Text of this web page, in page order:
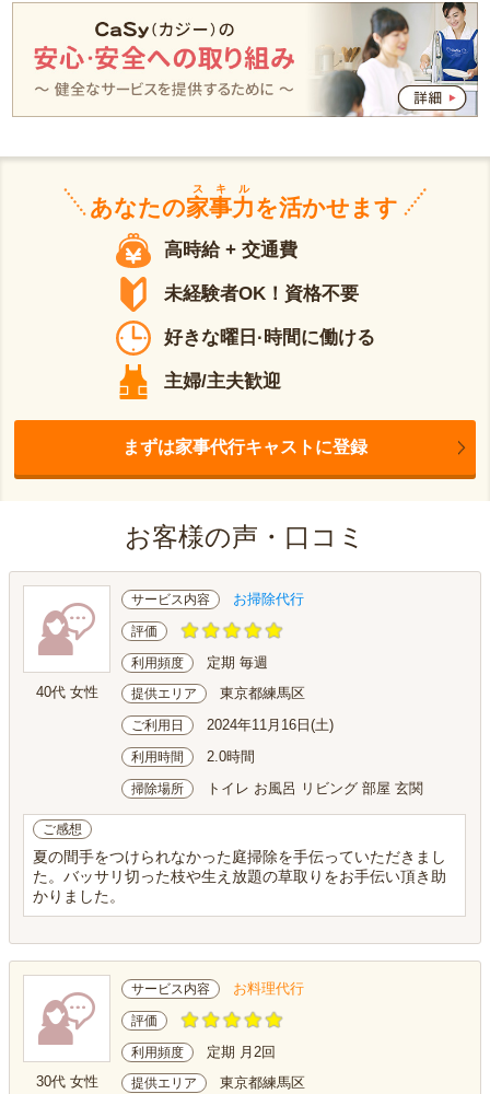
あなたの家事力
スキル
を活かせます
高時給 + 交通費
未経験者OK！資格不要
好きな曜日·時間に働ける
主婦/主夫歓迎
まずは家事代行キャストに登録
お客様の声・口コミ
40代 女性
サービス内容 お掃除代行
評価
利用頻度 定期 毎週
提供エリア 東京都練馬区
ご利用日 2024年11月16日(土)
利用時間 2.0時間
掃除場所 トイレ お風呂 リビング 部屋 玄関
ご感想
夏の間手をつけられなかった庭掃除を手伝っていただきまし
た。バッサリ切った枝や生え放題の草取りをお手伝い頂き助
かりました。
30代 女性
サービス内容 お料理代行
評価
利用頻度 定期 月2回
提供エリア 東京都練馬区